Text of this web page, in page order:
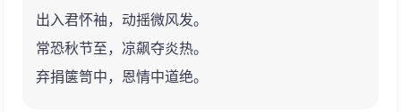
出入君怀袖，动摇微风发。
常恐秋节至，凉飙夺炎热。
弃捐箧笥中，恩情中道绝。